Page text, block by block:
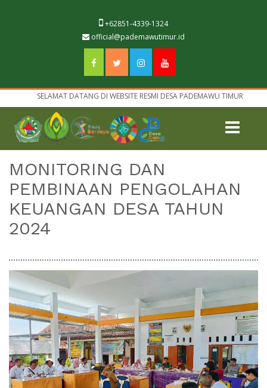
+62851-4339-1324
official@pademawutimur.id
SELAMAT DATANG DI WEBSITE RESMI DESA PADEMAWU TIMUR
MONITORING DAN
PEMBINAAN PENGOLAHAN
KEUANGAN DESA TAHUN
2024